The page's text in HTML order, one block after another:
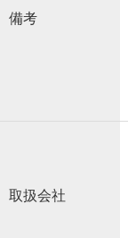
備考
取扱会社